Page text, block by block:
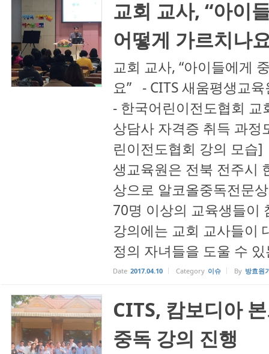
교회 교사, “아이
어떻게 가르치나
교회 교사, “아이들에게
요” - CITS 새움평생교
- 한국어린이전도협회
상담사 자격증 취득 과
린이전도협회 강의 모
생교육원은 전북 전주시
상으로 알코올중독전문
70명 이상의 교육생들이
강의에는 교회 교사들이
정의 자녀들을 도울 수
Date 2017.04.10 Category 이슈 By 방효원
CITS, 캄보디아
중독 강의 진행